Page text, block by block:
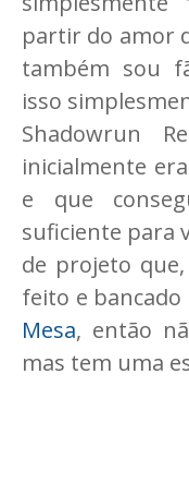
partir do amor
também sou
isso
Shadowrun
inicialmente
e que
suficiente para
de projeto
feito e
Mesa, então
mas tem uma